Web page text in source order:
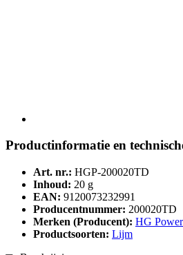
Productinformatie en
Art. nr.: HGP-200020TD
Inhoud: 20 g
EAN: 9120073232991
Producentnummer: 200020TD
Merken (Producent): HG
Productsoorten: Lijm